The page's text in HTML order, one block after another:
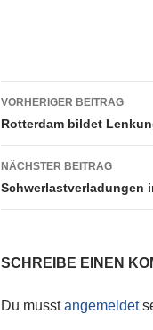
VORHERIGER BEITRAG
Rotterdam bildet
NÄCHSTER BEITRAG
Schwerlastverladungen
SCHREIBE EINEN
Du musstangemeldet